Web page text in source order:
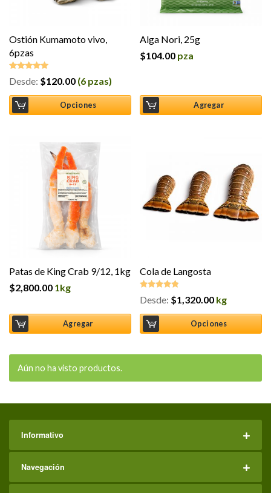
Ostión Kumamoto vivo,
6pzas
Valorado en
Desde: $120.00 (6 pzas)
Opciones
Alga Nori, 25g
$104.00 pza
Agregar
Patas de King Crab 9/12, 1kg
$2,800.00 1kg
Agregar
Cola de Langosta
Valorado
5
Desde: $1,320.00 kg
Opciones
Aún no ha visto productos.
Informativo
Navegación